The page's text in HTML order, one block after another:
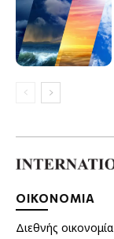
ΟΙΚΟΝΟΜΙΑ
Διεθνής οικονομία